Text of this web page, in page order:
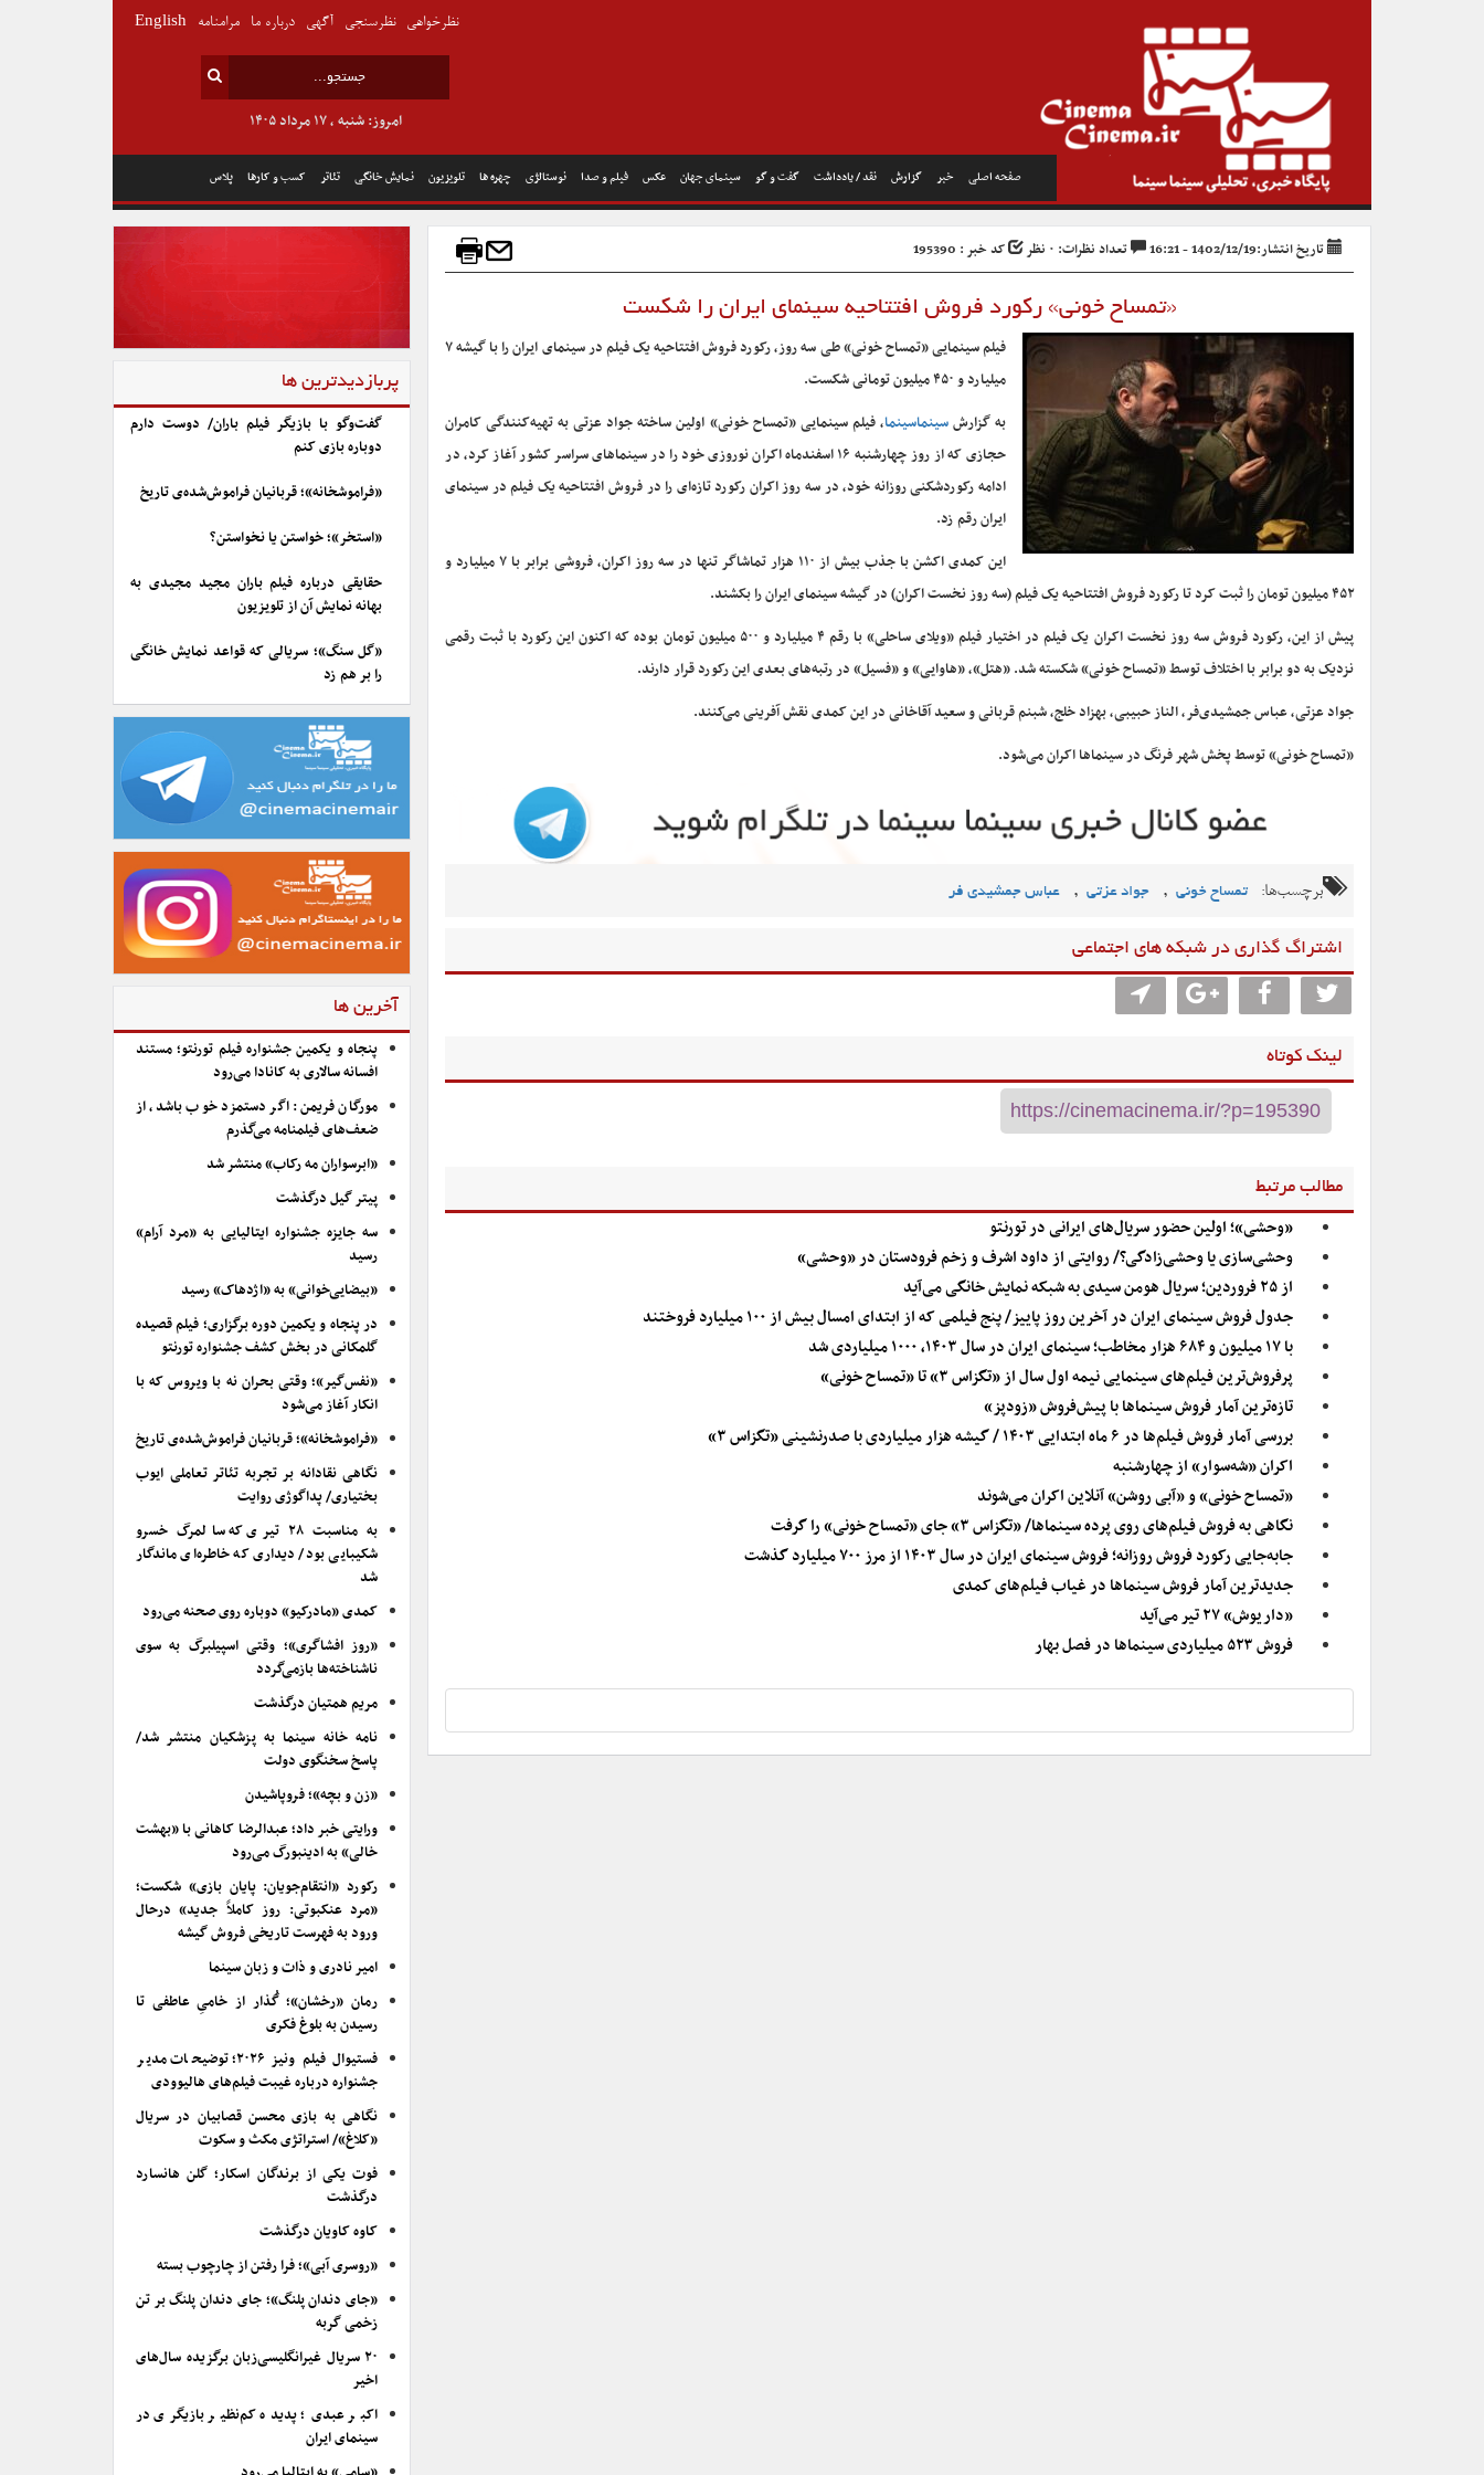
صفحه اصلی خبر گزارش نقد / یادداشت گفت و گو سینمای جهان عکس فیلم و صدا نوستالژی چهره ها تلویزیون نمایش خانگی تئاتر کسب و کارها پلاس
امروز: شنبه , ۱۷ مرداد ۱۴۰۵
نظرخواهی نظرسنجی آگهی درباره ما مرامنامه English
تاریخ انتشار:1402/12/19 - 16:21 تعداد نظرات: ۰ نظر کد خبر : 195390
«تمساح خونی» رکورد فروش افتتاحیه سینمای ایران را شکست
فیلم سینمایی «تمساح خونی» طی سه روز، رکورد فروش افتتاحیه یک فیلم در سینمای ایران را با گیشه ۷
میلیارد و ۴۵۰ میلیون تومانی شکست.
به گزارشسینماسینما، فیلم سینمایی «تمساح خونی» اولین ساخته جواد عزتی به تهیه‌کنندگی کامران
حجازی که از روز چهارشنبه ۱۶ اسفندماه اکران نوروزی خود را در سینماهای سراسر کشور آغاز کرد، در
ادامه رکوردشکنی روزانه خود، در سه روز اکران رکورد تازه‌ای را در فروش افتتاحیه یک فیلم در سینمای
ایران رقم زد.
این کمدی اکشن با جذب بیش از ۱۱۰ هزار تماشاگر تنها در سه روز اکران، فروشی برابر با ۷ میلیارد و
۴۵۲ میلیون تومان را ثبت کرد تا رکورد فروش افتتاحیه یک فیلم (سه روز نخست اکران) در گیشه سینمای ایران را بکشند.
پیش از این، رکورد فروش سه روز نخست اکران یک فیلم در اختیار فیلم «ویلای ساحلی» با رقم ۴ میلیارد و ۵۰۰ میلیون تومان بوده که اکنون این رکورد با ثبت رقمی
نزدیک به دو برابر با اختلاف توسط «تمساح خونی» شکسته شد. «هتل»، «هاوایی» و «فسیل» در رتبه‌های بعدی این رکورد قرار دارند.
جواد عزتی، عباس جمشیدی‌فر، الناز حبیبی، بهزاد خلج، شبنم قربانی و سعید آقاخانی در این کمدی نقش آفرینی می‌کنند.
«تمساح خونی» توسط پخش شهر فرنگ در سینماها اکران می‌شود.
برچسب‌ها: تمساح خونی , جواد عزتی , عباس جمشیدی فر
اشتراگ گذاری در شبکه های اجتماعی
لینک کوتاه
مطالب مرتبط
«وحشی»؛ اولین حضور سریال‌های ایرانی در تورنتو
وحشی‌سازی یا وحشی‌زادگی؟/ روایتی از داود اشرف و زخم فرودستان در «وحشی»
از ۲۵ فروردین؛ سریال هومن سیدی به شبکه نمایش خانگی می‌آید
جدول فروش سینمای ایران در آخرین روز پاییز/ پنج فیلمی که از ابتدای امسال بیش از ۱۰۰ میلیارد فروختند
با ۱۷ میلیون و ۶۸۴ هزار مخاطب؛ سینمای ایران در سال ۱۴۰۳، ۱۰۰۰ میلیاردی شد
پرفروش‌ترین فیلم‌های سینمایی نیمه اول سال از «تگزاس ۳» تا «تمساح خونی»
تازه‌ترین آمار فروش سینماها با پیش‌فروش «زودپز»
بررسی آمار فروش فیلم‌ها در ۶ ماه ابتدایی ۱۴۰۳ / گیشه هزار میلیاردی با صدرنشینی «تگزاس ۳»
اکران «شه‌سوار» از چهارشنبه
«تمساح خونی» و «آبی روشن» آنلاین اکران می‌شوند
نگاهی به فروش فیلم‌های روی پرده سینماها/ «تگزاس ۳» جای «تمساح خونی» را گرفت
جابه‌جایی رکورد فروش روزانه؛ فروش سینمای ایران در سال ۱۴۰۳ از مرز ۷۰۰ میلیارد گذشت
جدیدترین آمار فروش سینماها در غیاب فیلم‌های کمدی
«داریوش» ۲۷ تیر می‌آید
فروش ۵۲۳ میلیاردی سینماها در فصل بهار
پربازدیدترین ها
گفت‌وگو با بازیگر فیلم باران/ دوست دارم
دوباره بازی کنم
«فراموشخانه»؛ قربانیان فراموش‌شده‌ی تاریخ
«استخر»؛ خواستن یا نخواستن؟
حقایقی درباره فیلم باران مجید مجیدی به
بهانه نمایش آن از تلویزیون
«گل سنگ»؛ سریالی که قواعد نمایش خانگی
را بر هم زد
آخرین ها
پنجاه و یکمین جشنواره فیلم تورنتو؛ مستند
افسانه سالاری به کانادا می‌رود
مورگان فریمن: اگر دستمزد خوب باشد، از
ضعف‌های فیلمنامه می‌گذرم
«ابرسواران مه رکاب» منتشر شد
پیتر گیل درگذشت
سه جایزه جشنواره ایتالیایی به «مرد آرام»
رسید
«بیضایی‌خوانی» به «اژدهاک» رسید
در پنجاه و یکمین دوره برگزاری؛ فیلم قصیده
گلمکانی در بخش کشف جشنواره تورنتو
«نفس‌گیر»؛ وقتی بحران نه با ویروس که با
انکار آغاز می‌شود
«فراموشخانه»؛ قربانیان فراموش‌شده‌ی تاریخ
نگاهی نقادانه بر تجربه تئاتر تعاملی ایوب
بختیاری/ پداگوژی روایت
به مناسبت ۲۸ تیری که سالمرگ خسرو
شکیبایی بود/ دیداری که خاطره‌ای ماندگار
شد
کمدی «مادرکیو» دوباره روی صحنه می‌رود
«روز افشاگری»؛ وقتی اسپیلبرگ به سوی
ناشناخته‌ها بازمی‌گردد
مریم همتیان درگذشت
نامه خانه سینما به پزشکیان منتشر شد/
پاسخ سخنگوی دولت
«زن و بچه»؛ فروپاشیدن
ورایتی خبر داد؛ عبدالرضا کاهانی با «بهشت
خالی» به ادینبورگ می‌رود
رکورد «انتقام‌جویان: پایان بازی» شکست؛
«مرد عنکبوتی: روز کاملاً جدید» درحال
ورود به فهرست تاریخی فروش گیشه
امیر نادری و ذات و زبان سینما
رمان «رخشان»؛ گُذار از خامیِ عاطفی تا
رسیدن به بلوغ فکری
فستیوال فیلم ونیز ۲۰۲۶؛ توضیحات مدیر
جشنواره درباره غیبت فیلم‌های هالیوودی
نگاهی به بازی محسن قصابیان در سریال
«کلاغ»/ استراتژی مکث و سکوت
فوت یکی از برندگان اسکار؛ گلن هانسارد
درگذشت
کاوه کاویان درگذشت
«روسری آبی»؛ فرا رفتن از چارچوب بسته
«جای دندان پلنگ»؛ جای دندان پلنگ بر تن
زخمی گربه
۲۰ سریال غیرانگلیسی‌زبان برگزیده سال‌های
اخیر
اکبر عبدی؛ پدیده کم‌نظیر بازیگری در
سینمای ایران